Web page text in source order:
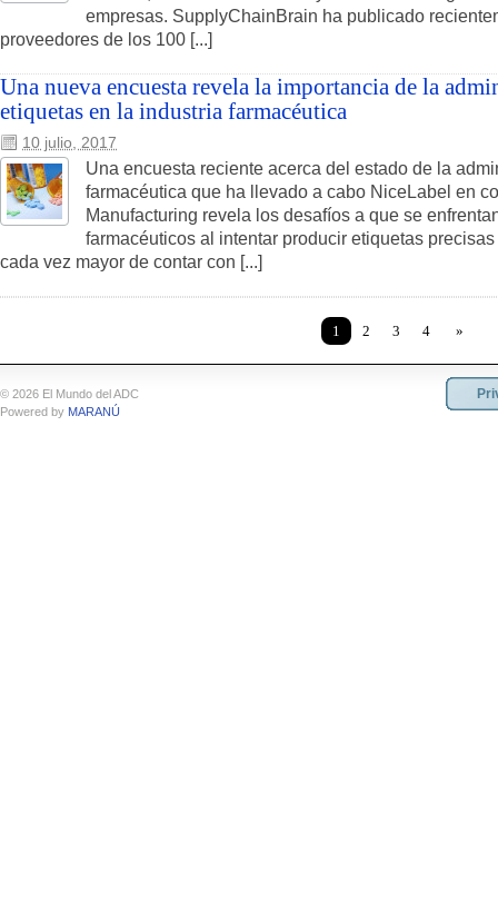
empresas. SupplyChainBrain ha publicado
proveedores de los 100 [...]
Una nueva encuesta revela la importancia de la
etiquetas en la industria farmacéutica
10 julio, 2017
Una encuesta reciente acerca del estado de la
farmacéutica que ha llevado a cabo NiceLabel en
Manufacturing revela los desafíos a que se
farmacéuticos al intentar producir etiquetas
cada vez mayor de contar con [...]
1 2 3 4 »
© 2026 El Mundo del ADC
Powered by MARANÚ